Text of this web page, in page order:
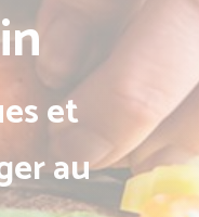
et
au